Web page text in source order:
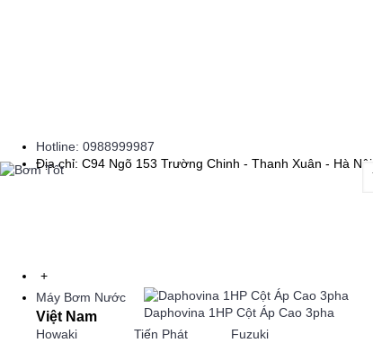
Hotline: 0988999987
Địa chỉ: C94 Ngõ 153 Trường Chinh - Thanh Xuân - Hà Nội
+
Máy Bơm Nước
Việt Nam
Howaki Tiến Phát
Fuzuki
Daphovina 1HP Cột Áp Cao 3pha
..